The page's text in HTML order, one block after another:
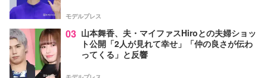
モデルプレス
03 山本舞香、夫・マイファスHiroとの夫婦ショッ
ト公開「2人が見れて幸せ」「仲の良さが伝わ
ってくる」と反響